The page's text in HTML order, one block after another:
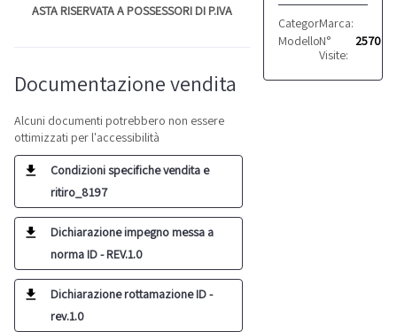
Categoria: Altro
Marca:
Modello: G95/09
N°
Visite:
2570
ASTA RISERVATA A POSSESSORI DI P.IVA
Documentazione vendita
Alcuni documenti potrebbero non essere
ottimizzati per l'accessibilità
Condizioni specifiche vendita e
ritiro_8197
Dichiarazione impegno messa a
norma ID - REV.1.0
Dichiarazione rottamazione ID -
rev.1.0